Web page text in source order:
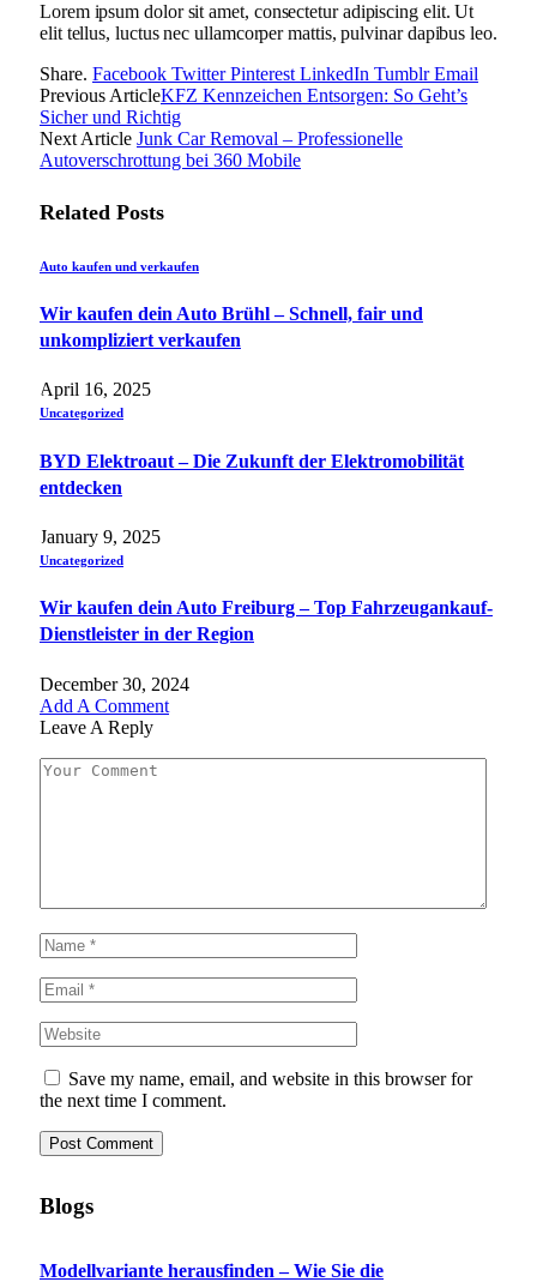
Lorem ipsum dolor sit amet, consectetur adipiscing elit. Ut
elit tellus, luctus nec ullamcorper mattis, pulvinar dapibus leo.
Share. Facebook Twitter Pinterest LinkedIn Tumblr Email
Previous ArticleKFZ Kennzeichen Entsorgen: So Geht’s
Sicher und Richtig
Next Article Junk Car Removal – Professionelle
Autoverschrottung bei 360 Mobile
Related Posts
Auto kaufen und verkaufen
Wir kaufen dein Auto Brühl – Schnell, fair und
unkompliziert verkaufen
April 16, 2025
Uncategorized
BYD Elektroaut – Die Zukunft der Elektromobilität
entdecken
January 9, 2025
Uncategorized
Wir kaufen dein Auto Freiburg – Top Fahrzeugankauf-
Dienstleister in der Region
December 30, 2024
Add A Comment
Leave A Reply
Save my name, email, and website in this browser for
the next time I comment.
Blogs
Modellvariante herausfinden – Wie Sie die